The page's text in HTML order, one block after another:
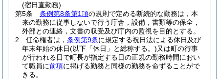
(宿日直勤務)
第5条
条例第8条第1項の規則で定める断続的な勤務は，本
来の勤務に従事しないで行う庁舎，設備，書類等の保全，
外部との連絡，文書の収受及び庁内の監視を目的とする。
2
任命権者は， 条例第9条に規定する祝日法による休日及び
年末年始の休日(以下「休日」と総称する。)又は町の行事
が行われる日で町長が指定する日の正規の勤務時間におい
て職員に前項に掲げる勤務と同様の勤務を命ずることがで
きる。